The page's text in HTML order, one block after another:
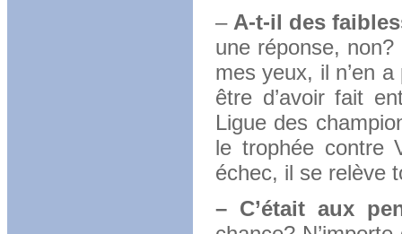
– A-t-il des
une réponse,
mes yeux, il n’en
être d’avoir fait
Ligue des
le trophée contre
échec, il se relève
– C’était aux